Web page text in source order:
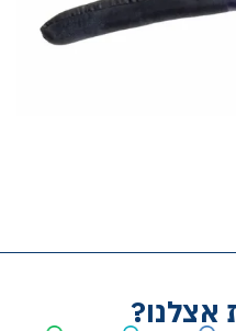
אצלנו?